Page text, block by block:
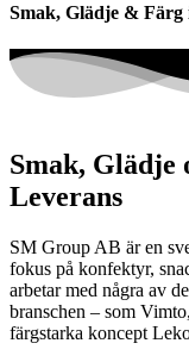
Smak, Glädje & Färg
Smak,
Leverans
SM Group AB är en
fokus på konfektyr,
arbetar med några av
branschen – som Vimto,
färgstarka koncept